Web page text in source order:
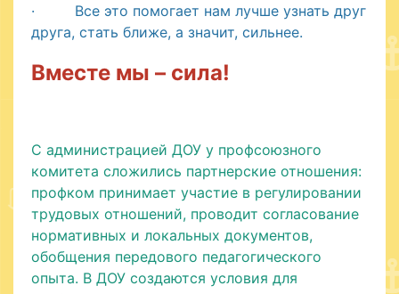
· Все это помогает нам лучше узнать друг
друга, стать ближе, а значит, сильнее.
Вместе мы – сила!
С администрацией ДОУ у профсоюзного
комитета сложились партнерские отношения:
профком принимает участие в регулировании
трудовых отношений, проводит согласование
нормативных и локальных документов,
обобщения передового педагогического
опыта. В ДОУ создаются условия для